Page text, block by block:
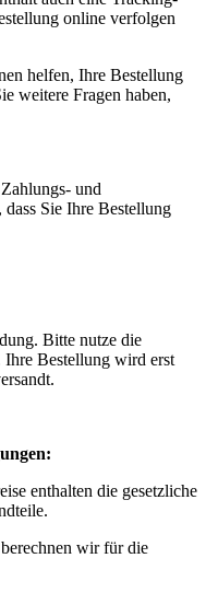
online verfolgen
helfen, Ihre Bestellung
weitere Fragen haben,
und
Sie Ihre Bestellung
Bitte nutze die
Ihre Bestellung wird erst
enthalten die gesetzliche
wir für die